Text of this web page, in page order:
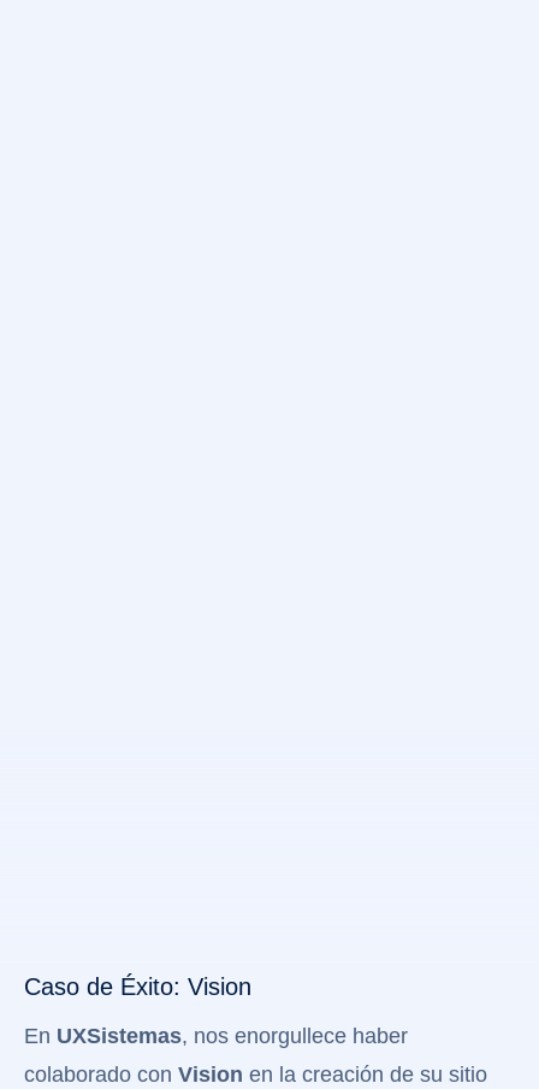
Caso de Éxito: Vision
En UXSistemas, nos enorgullece haber
colaborado con Vision en la creación de su sitio